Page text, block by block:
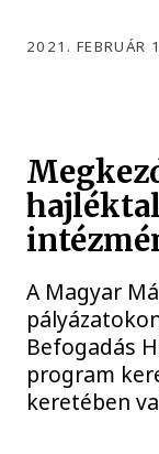
2021. FEBRUÁR
A Magyar
Befogadás
program
keretében